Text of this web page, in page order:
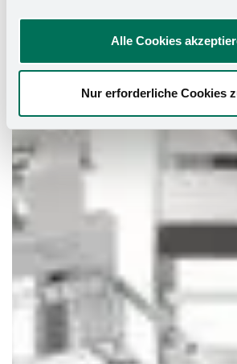
Alle Cookies
Nur erforderliche Cookies